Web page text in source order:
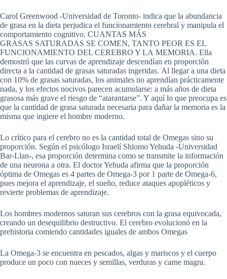
Carol Greenwood -Universidad de Toronto- indica que la abundancia
de grasa en la dieta perjudica el funcionamiento cerebral y manipula el
comportamiento cognitivo. CUANTAS MÁS
GRASAS SATURADAS SE COMEN, TANTO PEOR ES EL
FUNCIONAMIENTO DEL CEREBRO Y LA MEMORIA. Ella
demostró que las curvas de aprendizaje descendían en proporción
directa a la cantidad de grasas saturadas ingeridas. Al llegar a una dieta
con 10% de grasas saturadas, los animales no aprendían prácticamente
nada, y los efectos nocivos parecen acumularse: a más años de dieta
grasosa más grave el riesgo de “atarantarse”. Y aquí lo que preocupa es
que la cantidad de grasa saturada necesaria para dañar la memoria es la
misma que ingiere el hombre moderno.
Lo crítico para el cerebro no es la cantidad total de Omegas sino su
proporción. Según el psicólogo Israelí Shlomo Yehuda -Universidad
Bar-Llan-, esa proporción determina como se transmite la información
de una neurona a otra. El doctor Yehuda afirma que la proporción
óptima de Omegas es 4 partes de Omega-3 por 1 parte de Omega-6,
pues mejora el aprendizaje, el sueño, reduce ataques apopléticos y
revierte problemas de aprendizaje.
Los hombres modernos saturan sus cerebros con la grasa equivocada,
creando un desequilibrio destructivo. El cerebro evolucionó en la
prehistoria comiendo cantidades iguales de ambos Omegas
La Omega-3 se encuentra en pescados, algas y mariscos y el cuerpo
produce un poco con nueces y semillas, verduras y carne magra.